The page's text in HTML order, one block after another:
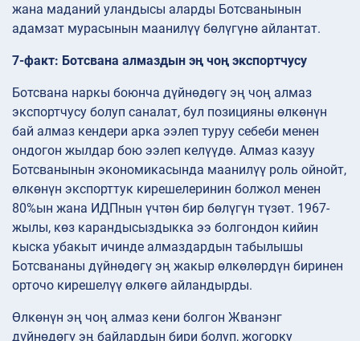
жана маданий уландысы аларды Ботсванынын
адамзат мурасынын маанилүү бөлүгүнө айлантат.
7-факт: Ботсвана алмаздын эң чоң экспортчусу
Ботсвана наркы боюнча дүйнөдөгү эң чоң алмаз
экспортчусу болуп саналат, бул позицияны өлкөнүн
бай алмаз кендери арка ээлеп туруу себеби менен
ондогон жылдар бою ээлеп келүүдө. Алмаз казуу
Ботсванынын экономикасында маанилүү роль ойнойт,
өлкөнүн экспорттук кирешелеринин болжол менен
80%ын жана ИДПнын үчтөн бир бөлүгүн түзөт. 1967-
жылы, көз карандысыздыкка ээ болгондон кийин
кыска убакыт ичинде алмаздардын табылышы
Ботсвананы дүйнөдөгү эң жакыр өлкөлөрдүн биринен
орточо кирешелүү өлкөгө айландырды.
Өлкөнүн эң чоң алмаз кени болгон Жванэнг
дүйнөдөгү эң байлардын бири болуп, жогорку